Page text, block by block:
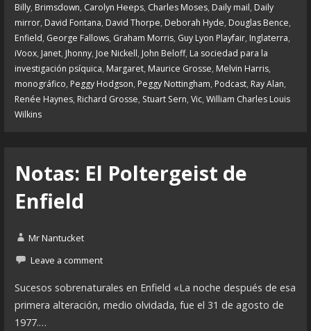
Billy, Brimsdown, Carolyn Heeps, Charles Moses, Daily mail, Daily
mirror, David Fontana, David Thorpe, Deborah Hyde, Douglas Bence,
Enfield, George Fallows, Graham Morris, Guy Lyon Playfair, Inglaterra,
iVoox, Janet, Jhonny, Joe Nickell, John Beloff, La sociedad para la
investigación psíquica, Margaret, Maurice Grosse, Melvin Harris,
monográfico, Peggy Hodgson, Peggy Nottingham, Podcast, Ray Alan,
Renée Haynes, Richard Grosse, Stuart Sern, Vic, William Charles Louis
Wilkins
Notas: El Poltergeist de
Enfield
Mr Nantucket
Leave a comment
Sucesos sobrenaturales en Enfield «La noche después de esa
primera alteración, medio olvidada, fue el 31 de agosto de
1977.…